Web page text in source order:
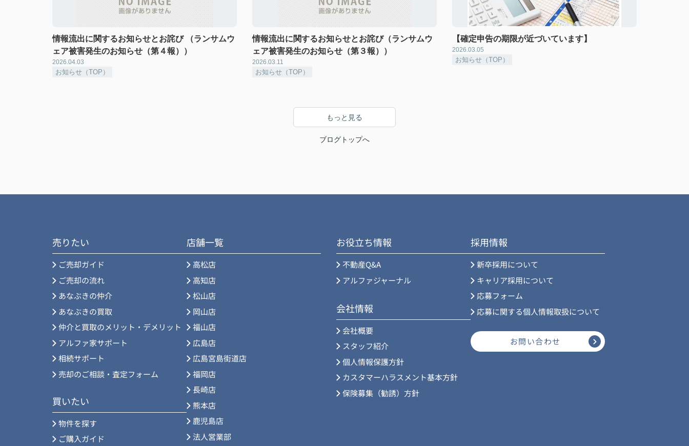
情報流出に関するお知らせとお詫び （ランサムウ
ェア被害発生のお知らせ（第４報））
2026.04.03
お知らせ（TOP）
情報流出に関するお知らせとお詫び（ランサムウ
ェア被害発生のお知らせ（第３報））
2026.03.11
お知らせ（TOP）
【確定申告の期限が近づいています】
2026.03.05
お知らせ（TOP）
もっと見る
ブログトップへ
売りたい
ご売却ガイド
ご売却の流れ
あなぶきの仲介
あなぶきの買取
仲介と買取のメリット・デメリット
アルファ家サポート
相続サポート
売却のご相談・査定フォーム
買いたい
物件を探す
ご購入ガイド
店舗一覧
高松店
高知店
松山店
岡山店
福山店
広島店
広島宮島街道店
福岡店
長崎店
熊本店
鹿児島店
法人営業部
お役立ち情報
不動産Q&A
アルファジャーナル
会社情報
会社概要
スタッフ紹介
個人情報保護方針
カスタマーハラスメント基本方針
保険募集（勧誘）方針
採用情報
新卒採用について
キャリア採用について
応募フォーム
応募に関する個人情報取扱について
お問い合わせ